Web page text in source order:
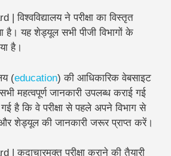
ने परीक्षा का विस्तृत
है। यह शेड्यूल सभी पीजी विभागों के
है।
(education) की आधिकारिक वेबसाइट
महत्वपूर्ण जानकारी उपलब्ध कराई गई
है कि वे परीक्षा से पहले अपने विभाग से
शेड्यूल की जानकारी जरूर प्राप्त करें।
कदाचारमुक्त परीक्षा कराने की तैयारी